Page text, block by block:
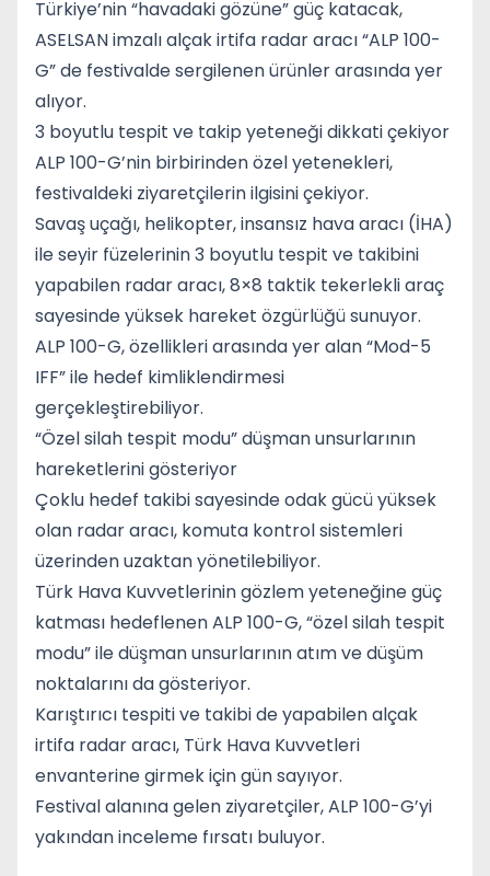
Türkiye’nin “havadaki gözüne” güç katacak,
ASELSAN imzalı alçak irtifa radar aracı “ALP 100-
G” de festivalde sergilenen ürünler arasında yer
alıyor.
3 boyutlu tespit ve takip yeteneği dikkati çekiyor
ALP 100-G’nin birbirinden özel yetenekleri,
festivaldeki ziyaretçilerin ilgisini çekiyor.
Savaş uçağı, helikopter, insansız hava aracı (İHA)
ile seyir füzelerinin 3 boyutlu tespit ve takibini
yapabilen radar aracı, 8×8 taktik tekerlekli araç
sayesinde yüksek hareket özgürlüğü sunuyor.
ALP 100-G, özellikleri arasında yer alan “Mod-5
IFF” ile hedef kimliklendirmesi
gerçekleştirebiliyor.
“Özel silah tespit modu” düşman unsurlarının
hareketlerini gösteriyor
Çoklu hedef takibi sayesinde odak gücü yüksek
olan radar aracı, komuta kontrol sistemleri
üzerinden uzaktan yönetilebiliyor.
Türk Hava Kuvvetlerinin gözlem yeteneğine güç
katması hedeflenen ALP 100-G, “özel silah tespit
modu” ile düşman unsurlarının atım ve düşüm
noktalarını da gösteriyor.
Karıştırıcı tespiti ve takibi de yapabilen alçak
irtifa radar aracı, Türk Hava Kuvvetleri
envanterine girmek için gün sayıyor.
Festival alanına gelen ziyaretçiler, ALP 100-G’yi
yakından inceleme fırsatı buluyor.